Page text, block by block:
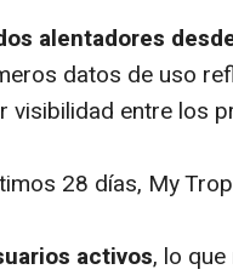
alentadores
datos de uso
visibilidad entre los
28 días, My
activos, lo